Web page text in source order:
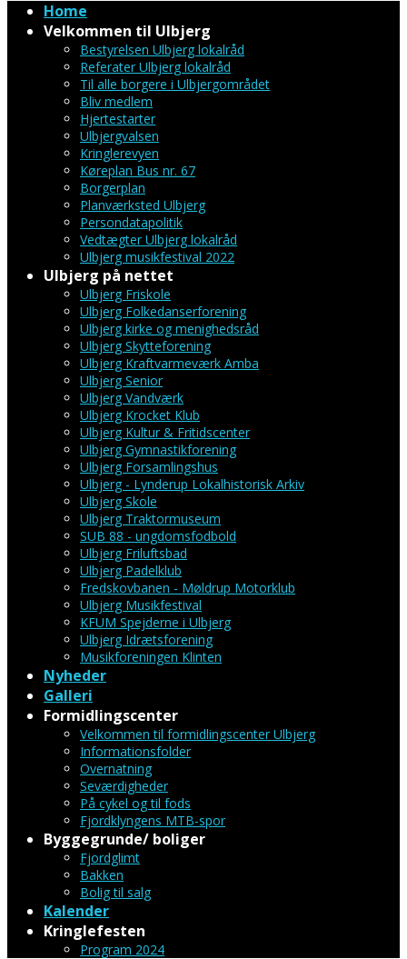
Home
Velkommen til Ulbjerg
Bestyrelsen Ulbjerg lokalråd
Referater Ulbjerg lokalråd
Til alle borgere i Ulbjergområdet
Bliv medlem
Hjertestarter
Ulbjergvalsen
Kringlerevyen
Køreplan Bus nr. 67
Borgerplan
Planværksted Ulbjerg
Persondatapolitik
Vedtægter Ulbjerg lokalråd
Ulbjerg musikfestival 2022
Ulbjerg på nettet
Ulbjerg Friskole
Ulbjerg Folkedanserforening
Ulbjerg kirke og menighedsråd
Ulbjerg Skytteforening
Ulbjerg Kraftvarmeværk Amba
Ulbjerg Senior
Ulbjerg Vandværk
Ulbjerg Krocket Klub
Ulbjerg Kultur & Fritidscenter
Ulbjerg Gymnastikforening
Ulbjerg Forsamlingshus
Ulbjerg - Lynderup Lokalhistorisk Arkiv
Ulbjerg Skole
Ulbjerg Traktormuseum
SUB 88 - ungdomsfodbold
Ulbjerg Friluftsbad
Ulbjerg Padelklub
Fredskovbanen - Møldrup Motorklub
Ulbjerg Musikfestival
KFUM Spejderne i Ulbjerg
Ulbjerg Idrætsforening
Musikforeningen Klinten
Nyheder
Galleri
Formidlingscenter
Velkommen til formidlingscenter Ulbjerg
Informationsfolder
Overnatning
Seværdigheder
På cykel og til fods
Fjordklyngens MTB-spor
Byggegrunde/ boliger
Fjordglimt
Bakken
Bolig til salg
Kalender
Kringlefesten
Program 2024